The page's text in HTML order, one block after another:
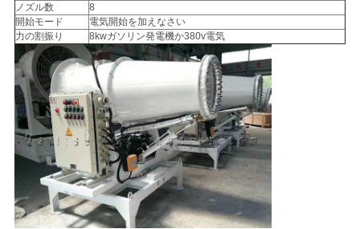
プ
ラ
イ
バ
シ
ー
ノズル数
8
開始モード
電気開始を加えなさい
力の割振り
8kwガソリン発電機か380v電気